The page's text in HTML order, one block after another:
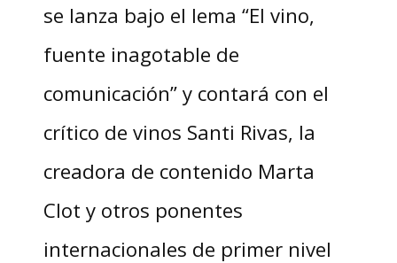
se lanza bajo el lema “El vino,
fuente inagotable de
comunicación” y contará con el
crítico de vinos Santi Rivas, la
creadora de contenido Marta
Clot y otros ponentes
internacionales de primer nivel